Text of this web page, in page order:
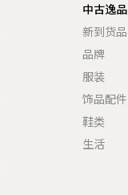
中古逸品
新到货品
品牌
服装
饰品配件
鞋类
生活